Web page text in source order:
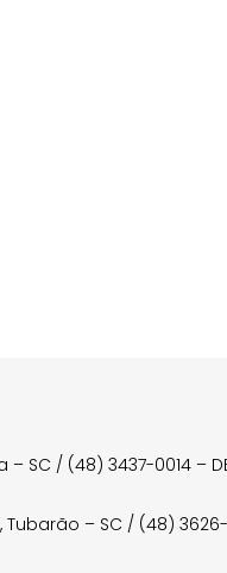
SC / (48) 3437-0014 – DE
– SC / (48) 3626-